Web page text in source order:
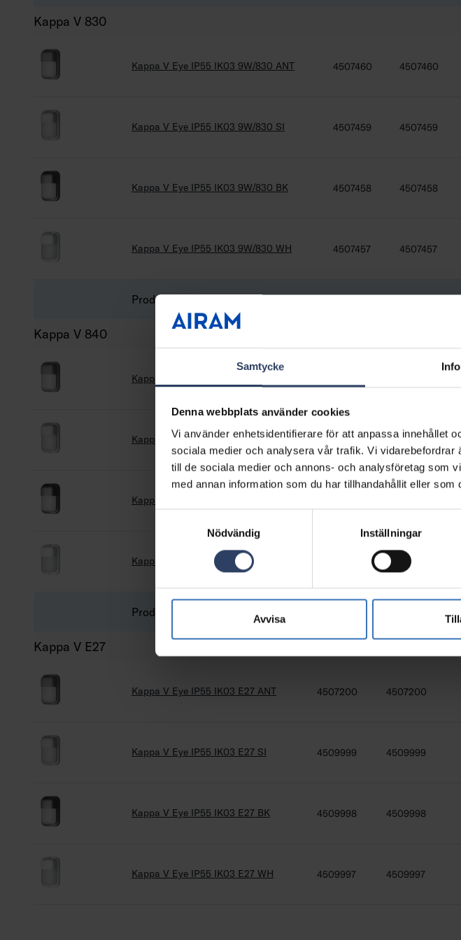
Samtycke
Denna webbplats använder cookies
Vi använder enhetsidentifierare för att anpassa innehållet
sociala medier och analysera vår trafik. Vi
till de sociala medier och annons- och analysföretag som
med annan information som du har tillhandahållit eller
Nödvändig
Inställningar
Avvisa
Kappa V 830
Kappa V Eye IP55 IK03 9W/830 ANT 4507460 4507460
Kappa V Eye IP55 IK03 9W/830 SI 4507459 4507459
Kappa V Eye IP55 IK03 9W/830 BK 4507458 4507458
Kappa V Eye IP55 IK03 9W/830 WH 4507457 4507457
Produktbeskrivning Kod Elektriskt
Kappa V 840
Kappa V Eye IP55 IK03 9W/840 ANT
Kappa V Eye IP55 IK03 9W/840 SI 4509995 4509995
Kappa V Eye IP55 IK03 9W/840 BK
Kappa V Eye IP55 IK03 9W/840 WH 4509993 4509993
Produktbeskrivning Elektriskt
Kappa V E27
Kappa V Eye IP55 IK03 E27 ANT 4507200 4507200
Kappa V Eye IP55 IK03 E27 SI 4509999 4509999
Kappa V Eye IP55 IK03 E27 BK 4509998 4509998
Kappa V Eye IP55 IK03 E27 WH 4509997 4509997